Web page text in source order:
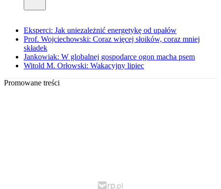
Eksperci: Jak uniezależnić energetykę od upałów
Prof. Wojciechowski: Coraz więcej słoików, coraz mniej
składek
Jankowiak: W globalnej gospodarce ogon macha psem
Witold M. Orłowski: Wakacyjny lipiec
Promowane treści